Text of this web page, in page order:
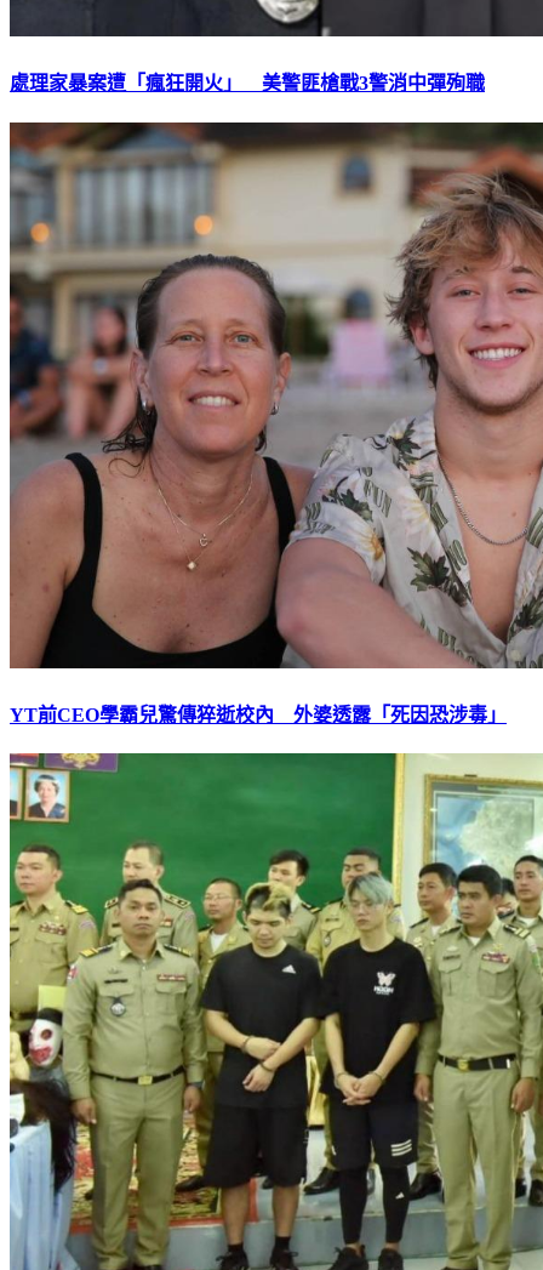
處理家暴案遭「瘋狂開火」 美警匪槍戰3警消中彈殉職
YT前CEO學霸兒驚傳猝逝校內 外婆透露「死因恐涉毒」